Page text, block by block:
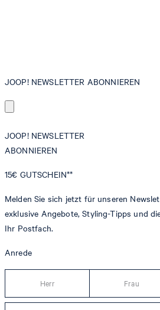
JOOP! NEWSLETTER ABONNIEREN
JOOP! NEWSLETTER
ABONNIEREN
15€ GUTSCHEIN**
Melden Sie sich jetzt für unseren
exklusive Angebote, Styling-Tipps und
Ihr Postfach.
Anrede
Herr Frau